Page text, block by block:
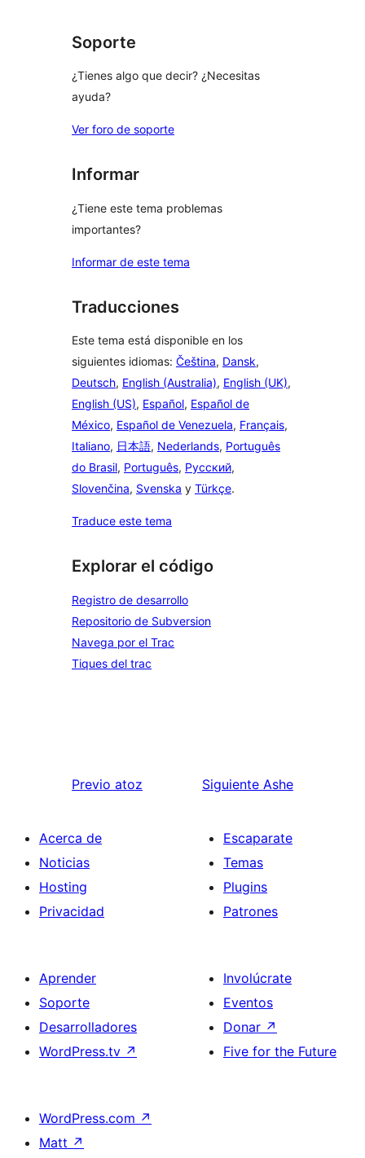
Soporte
¿Tienes algo que decir? ¿Necesitas
ayuda?
Ver foro de soporte
Informar
¿Tiene este tema problemas
importantes?
Informar de este tema
Traducciones
Este tema está disponible en los
siguientes idiomas: Čeština, Dansk,
Deutsch, English (Australia), English (UK),
English (US), Español, Español de
México, Español de Venezuela, Français,
Italiano, 日本語, Nederlands, Português
do Brasil, Português, Русский,
Slovenčina, Svenska y Türkçe.
Traduce este tema
Explorar el código
Registro de desarrollo
Repositorio de Subversion
Navega por el Trac
Tiques del trac
Previo atoz Siguiente Ashe
Acerca de
Noticias
Hosting
Privacidad
Escaparate
Temas
Plugins
Patrones
Aprender
Soporte
Desarrolladores
WordPress.tv ↗
Involúcrate
Eventos
Donar ↗
Five for the Future
WordPress.com ↗
Matt ↗